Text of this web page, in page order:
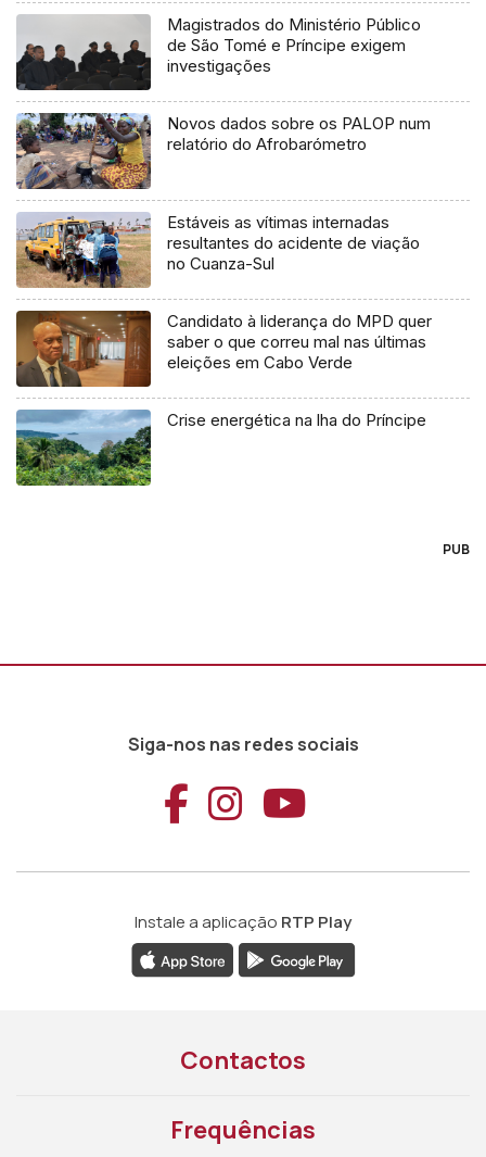
Magistrados do Ministério Público
de São Tomé e Príncipe exigem
investigações
Novos dados sobre os PALOP num
relatório do Afrobarómetro
Estáveis as vítimas internadas
resultantes do acidente de viação
no Cuanza-Sul
Candidato à liderança do MPD quer
saber o que correu mal nas últimas
eleições em Cabo Verde
Crise energética na lha do Príncipe
PUB
Siga-nos nas redes sociais
Aceder ao
Aceder ao
Aceder
Instale a aplicação RTP Play
Contactos
Frequências